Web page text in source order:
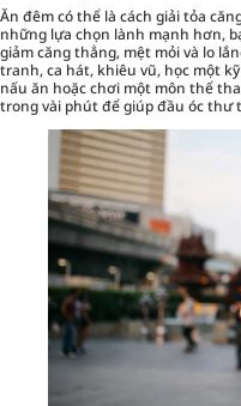
Ăn đêm có thể là cách giải tỏa
những lựa chọn lành mạnh hơn,
giảm căng thẳng, mệt mỏi và lo
tranh, ca hát, khiêu vũ, học một
nấu ăn hoặc chơi một môn thể
trong vài phút để giúp đầu óc thư